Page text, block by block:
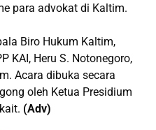
para advokat di Kaltim.
Biro Hukum Kaltim,
KAI, Heru S. Notonegoro,
Acara dibuka secara
oleh Ketua Presidium
(Adv)